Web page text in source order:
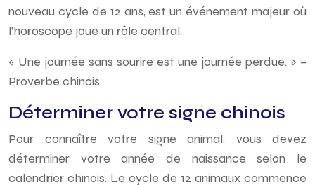
nouveau cycle de 12 ans, est un événement majeur où
l’horoscope joue un rôle central.
« Une journée sans sourire est une journée perdue. » –
Proverbe chinois.
Déterminer votre signe chinois
Pour connaître votre signe animal, vous devez
déterminer votre année de naissance selon le
calendrier chinois. Le cycle de 12 animaux commence